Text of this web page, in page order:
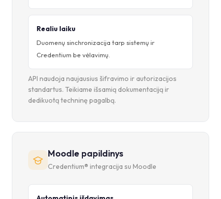
Realiu laiku
Duomenų sinchronizacija tarp sistemų ir
Credentium be vėlavimų.
API naudoja naujausius šifravimo ir autorizacijos
standartus. Teikiame išsamią dokumentaciją ir
dedikuotą techninę pagalbą.
Moodle papildinys
Credentium® integracija su Moodle